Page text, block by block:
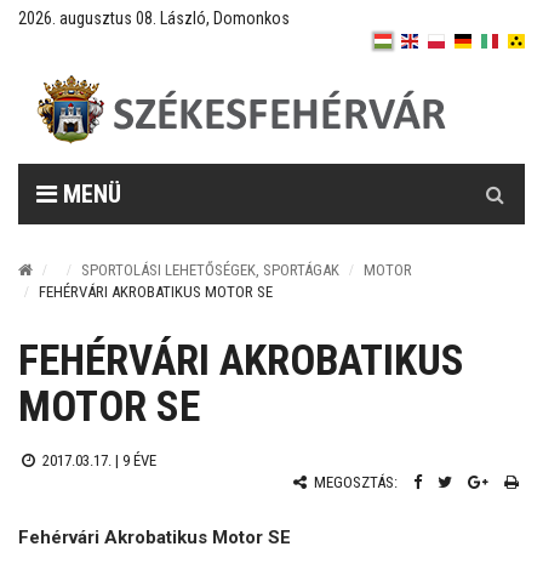
2026. augusztus 08. László, Domonkos
MENÜ
SPORTOLÁSI LEHETŐSÉGEK, SPORTÁGAK
MOTOR
FEHÉRVÁRI AKROBATIKUS MOTOR SE
FEHÉRVÁRI AKROBATIKUS
MOTOR SE
2017.03.17. | 9 ÉVE
MEGOSZTÁS:
Fehérvári Akrobatikus Motor SE